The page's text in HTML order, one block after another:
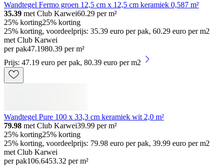
Wandtegel Fermo groen 12,5 cm x 12,5 cm keramiek 0,587 m²
35.39 met Club Karwei60.29 per m²
25% korting25% korting
25% korting, voordeelprijs: 35.39 euro per pak, 60.29 euro per m2
met Club Karwei
per pak47.1980.39 per m²
Prijs: 47.19 euro per pak, 80.39 euro per m2
Wandtegel Pure 100 x 33,3 cm keramiek wit 2,0 m²
79.98 met Club Karwei39.99 per m²
25% korting25% korting
25% korting, voordeelprijs: 79.98 euro per pak, 39.99 euro per m2
met Club Karwei
per pak106.6453.32 per m²